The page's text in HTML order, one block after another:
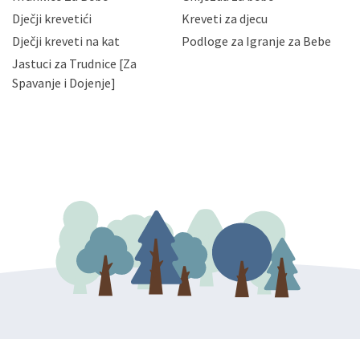
da možete u svako doba, u potpunosti ili djelomice,
zatražiti prestanak aktivnosti obrade Vaših osobnih
podataka. Opoziv privole možete podnijeti poštom na
gore navedenu adresu ili e-mailom na adresu:
Dječji krevetići
Kreveti za djecu
Dječji kreveti na kat
Podloge za Igranje za Bebe
Jastuci za Trudnice [Za
Spavanje i Dojenje]